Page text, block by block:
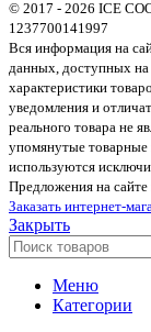
© 2017 - 2026 ICE
1237700141997
Вся информация на
данных, доступных
характеристики
уведомления и
реального товара не
упомянутые товарные
используются
Предложения на
Заказать интернет-
Закрыть
Меню
Категории